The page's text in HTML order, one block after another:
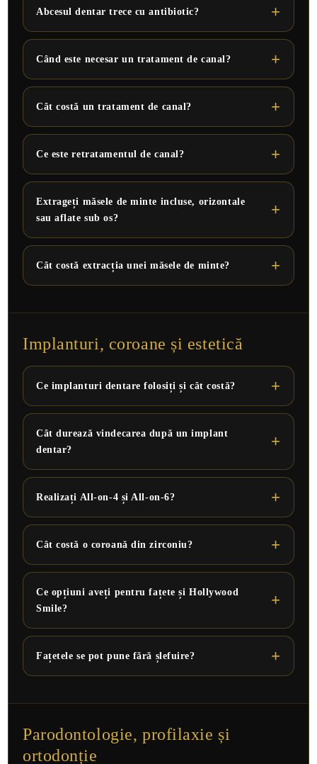
Abcesul dentar trece cu antibiotic?
Când este necesar un tratament de canal?
Cât costă un tratament de canal?
Ce este retratamentul de canal?
Extrageți măsele de minte incluse, orizontale
sau aflate sub os?
Cât costă extracția unei măsele de minte?
Implanturi, coroane și estetică
Ce implanturi dentare folosiți și cât costă?
Cât durează vindecarea după un implant
dentar?
Realizați All-on-4 și All-on-6?
Cât costă o coroană din zirconiu?
Ce opțiuni aveți pentru fațete și Hollywood
Smile?
Fațetele se pot pune fără șlefuire?
Parodontologie, profilaxie și
ortodonție